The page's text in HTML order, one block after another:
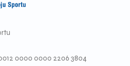
0000 0000 2206 3804